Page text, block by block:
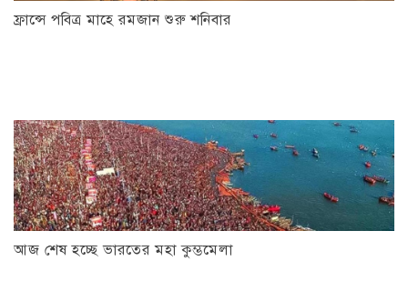
ফ্রান্সে পবিত্র মাহে রমজান শুরু শনিবার
আজ শেষ হচ্ছে ভারতের মহা কুম্ভমেলা